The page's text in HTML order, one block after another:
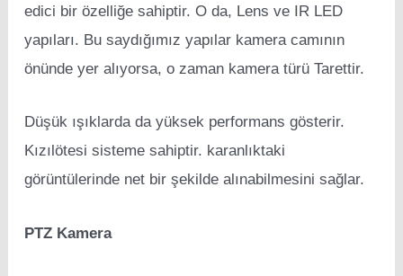
edici bir özelliğe sahiptir. O da, Lens ve IR LED
yapıları. Bu saydığımız yapılar kamera camının
önünde yer alıyorsa, o zaman kamera türü Tarettir.
Düşük ışıklarda da yüksek performans gösterir.
Kızılötesi sisteme sahiptir. karanlıktaki
görüntülerinde net bir şekilde alınabilmesini sağlar.
PTZ Kamera